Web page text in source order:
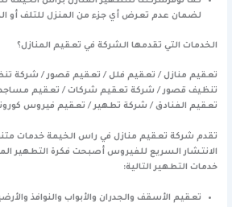
لضمان عدم تعرض أي جزء من المنزل للتلف أو
الخدمات التي تقدمها الشركة في تعقيم المنازل؟
تعقيم منازل / تعقيم فلل / تعقيم قصور / شركة
تنظيف قصور / شركة تعقيم شركات / تعقيم
تعقيم الفنادق / شركة تطهير / تعقيم فيروس
تقدم شركة تعقيم منازل في راس الخيمة خدمات
الانتشار السريع للفيروس أصبحت فكرة التطهير
خدمات التطهير التالية:
تعقيم الأسقف والجدران والأبواب والنوافذ